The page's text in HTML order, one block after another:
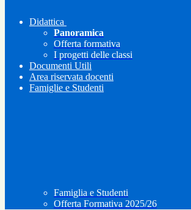
Didattica
Panoramica
Offerta formativa
I progetti delle classi
Documenti Utili
Area riservata docenti
Famiglie e Studenti
Famiglia e Studenti
Offerta Formativa 2025/26